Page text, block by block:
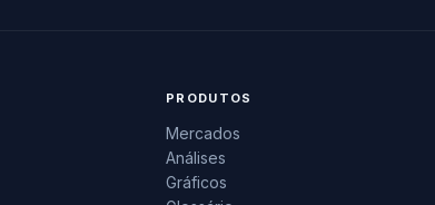
PRODUTOS
Mercados
Análises
Gráficos